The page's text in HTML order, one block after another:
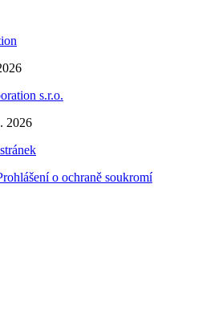
s.r.o.
2026
o ochraně soukromí